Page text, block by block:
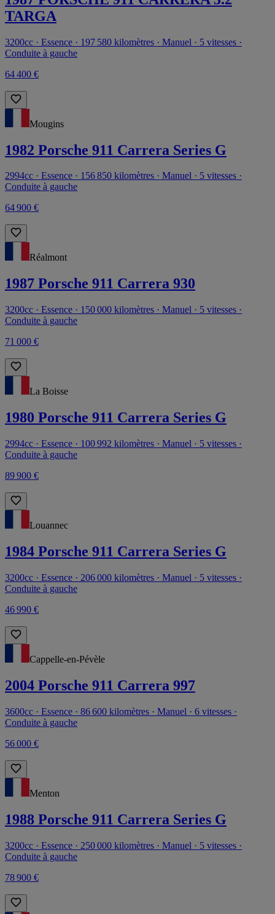
TARGA
3200cc · Essence · 197 580 kilomètres · Manuel · 5 vitesses ·
Conduite à gauche
64 400 €
Mougins
1982 Porsche 911 Carrera Series G
2994cc · Essence · 156 850 kilomètres · Manuel · 5 vitesses ·
Conduite à gauche
64 900 €
Réalmont
1987 Porsche 911 Carrera 930
3200cc · Essence · 150 000 kilomètres · Manuel · 5 vitesses ·
Conduite à gauche
71 000 €
La Boisse
1980 Porsche 911 Carrera Series G
2994cc · Essence · 100 992 kilomètres · Manuel · 5 vitesses ·
Conduite à gauche
89 900 €
Louannec
1984 Porsche 911 Carrera Series G
3200cc · Essence · 206 000 kilomètres · Manuel · 5 vitesses ·
Conduite à gauche
46 990 €
Cappelle-en-Pévèle
2004 Porsche 911 Carrera 997
3600cc · Essence · 86 600 kilomètres · Manuel · 6 vitesses ·
Conduite à gauche
56 000 €
Menton
1988 Porsche 911 Carrera Series G
3200cc · Essence · 250 000 kilomètres · Manuel · 5 vitesses ·
Conduite à gauche
78 900 €